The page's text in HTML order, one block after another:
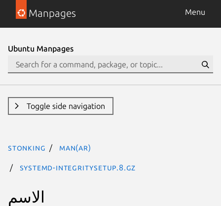
Manpages Menu
Ubuntu Manpages
Toggle side navigation
stonking man(ar)
systemd-integritysetup.8.gz
الاسم